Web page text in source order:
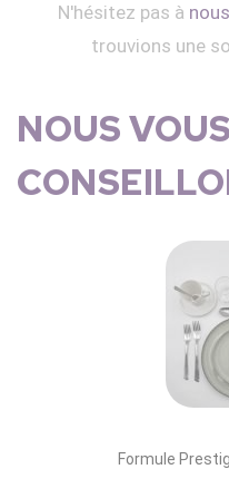
N'hésitez pas à
trouvions une
NOUS VOUS
Formule